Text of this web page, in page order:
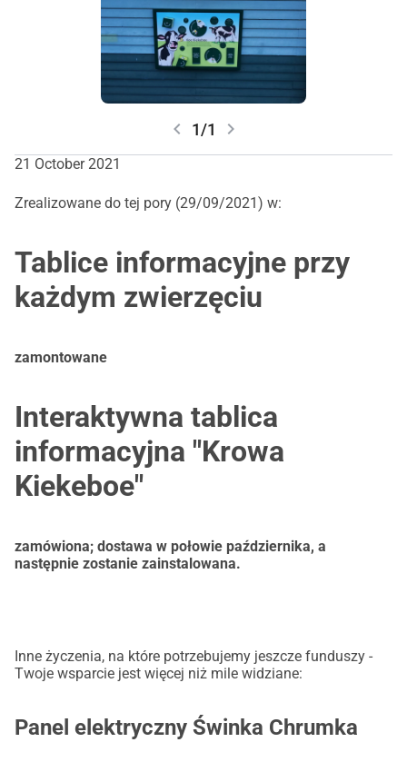
6 klatek dla królików
Wskaźnik (przez doorgaanz)
chevron_left 1/1 chevron_right
21 October 2021
Zrealizowane do tej pory (29/09/2021) w:
Tablice informacyjne przy
każdym zwierzęciu
zamontowane
Interaktywna tablica
informacyjna "Krowa
Kiekeboe"
zamówiona; dostawa w połowie października, a
następnie zostanie zainstalowana.
Inne życzenia, na które potrzebujemy jeszcze funduszy -
Twoje wsparcie jest więcej niż mile widziane:
Panel elektryczny Świnka Chrumka